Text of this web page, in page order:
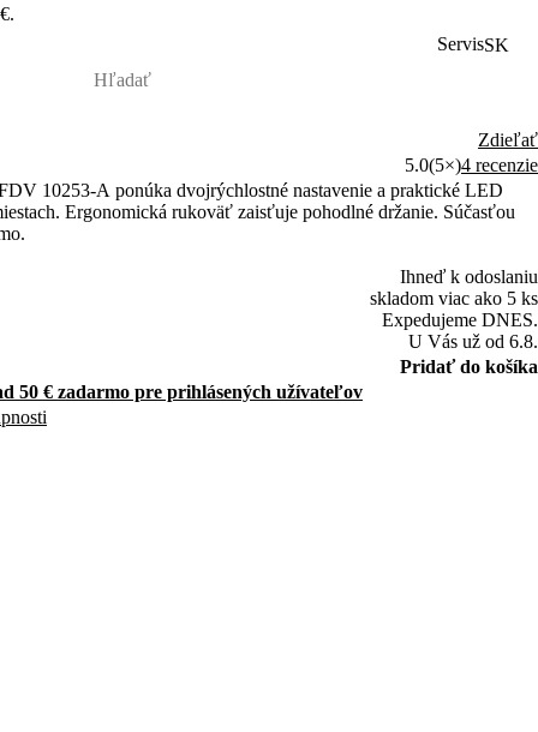
ServisSK
Zdieľať
5.0(5×)4 recenzie
10253-A ponúka dvojrýchlostné nastavenie a praktické LED
Ergonomická rukoväť zaisťuje pohodlné držanie. Súčasťou
Ihneď k odoslaniu
skladom viac ako 5 ks
Expedujeme DNES.
U Vás už od 6.8.
Pridať do košíka
50 € zadarmo pre prihlásených užívateľov